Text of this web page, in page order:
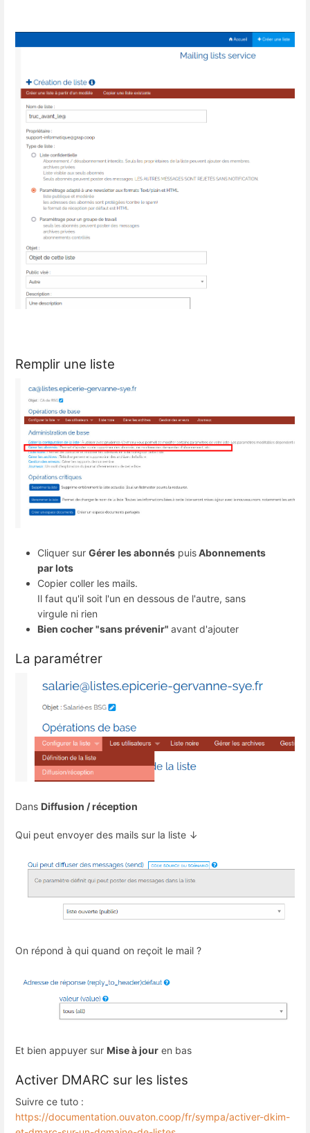
Remplir une liste
Cliquer sur Gérer les abonnés puisAbonnements
par lots
Copier coller les mails.
Il faut qu'il soit l'un en dessous de l'autre, sans
virgule ni rien
Bien cocher "sans prévenir" avant d'ajouter
La paramétrer
Dans Diffusion / réception
Qui peut envoyer des mails sur la liste ↓
On répond à qui quand on reçoit le mail ?
Et bien appuyer sur Mise à jour en bas
Activer DMARC sur les listes
Suivre ce tuto :
https://documentation.ouvaton.coop/fr/sympa/activer-dkim-